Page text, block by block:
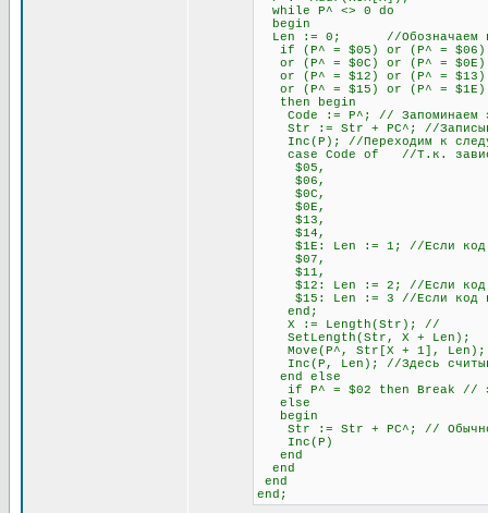
while P^ <> 0 do
begin
Len := 0; //Обозначаем
if (P^ = $05) or (P^ = $06) or
or (P^ = $0C) or (P^ = $0E) or
or (P^ = $12) or (P^ = $13)
or (P^ = $15) or (P^ = $1E)
then begin
Code := P^; // Запоминаем
Str := Str + PC^; //
Inc(P); //Переходим к
case Code of //Т.к.
$05,
$06,
$0C,
$0E,
$13,
$14,
$1E: Len := 1; //Если код
$07,
$11,
$12: Len := 2; //Если код
$15: Len := 3 //Если код
end;
X := Length(Str); //
SetLength(Str, X +
Move(P^, Str[X + 1],
Inc(P, Len); //Здесь
end else
if P^ = $02 then Break // это
else
begin
Str := Str + PC^; // Обычное
Inc(P)
end
end
end
end;